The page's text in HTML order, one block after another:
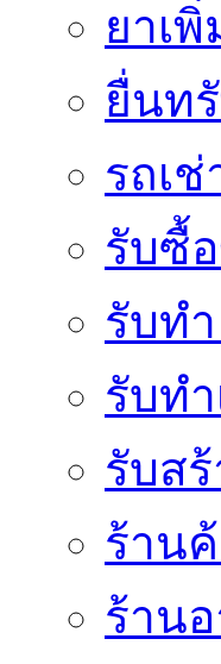
ยาเ
ยื่นท
รถเ
รับซื้
รับทำ
รับท
รับส
ร้าน
ร้าน